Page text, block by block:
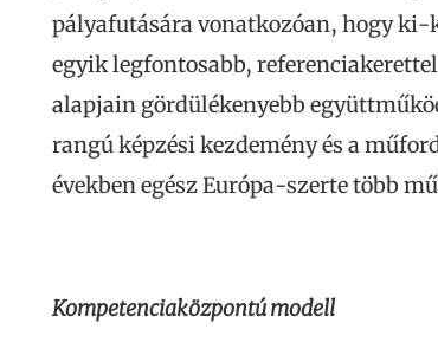
pályafutására vonatkozóan, hogy
egyik legfontosabb,
alapjain gördülékenyebb
rangú képzési kezdemény és a
években egész Európa-szerte több
Kompetenciaközpontú modell